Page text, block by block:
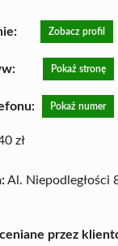
Zobacz profil
Pokaż stronę
Pokaż numer
zł
Al. Niepodległości
przez